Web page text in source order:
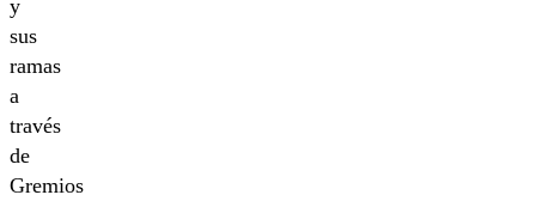
y
sus
ramas
a
través
de
Gremios